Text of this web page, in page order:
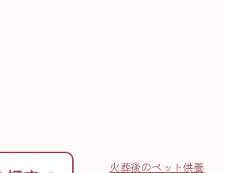
火葬後のペット供養
）
玉県さいたま
ット火葬施設「大宮聖苑（埼玉県さいたま市・